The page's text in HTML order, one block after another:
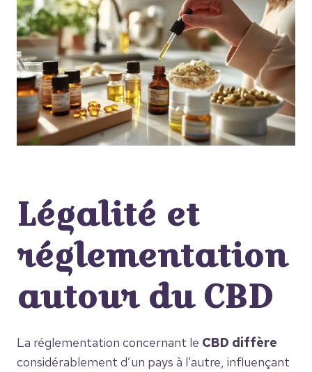
Légalité et
réglementation
autour du CBD
La réglementation concernant le CBD diffère
considérablement d’un pays à l’autre, influençant